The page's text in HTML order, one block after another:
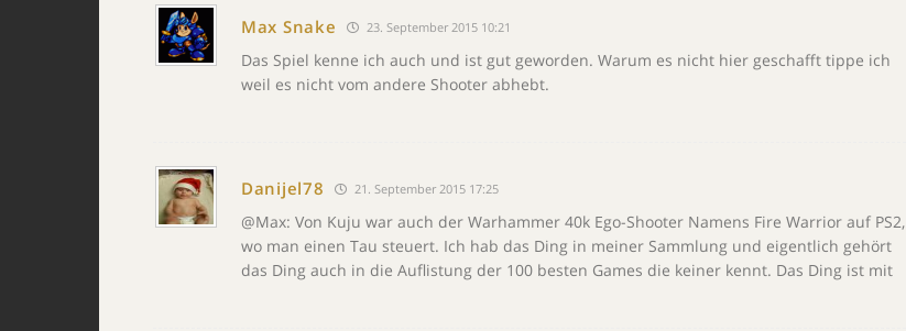
Max Snake 23. September 2015 10:21
Das Spiel kenne ich auch und ist gut geworden. Warum es nicht hier geschafft tippe ich
weil es nicht vom andere Shooter abhebt.
Danijel78 21. September 2015 17:25
@Max: Von Kuju war auch der Warhammer 40k Ego-Shooter Namens Fire Warrior auf PS2,
wo man einen Tau steuert. Ich hab das Ding in meiner Sammlung und eigentlich gehört
das Ding auch in die Auflistung der 100 besten Games die keiner kennt. Das Ding ist mit